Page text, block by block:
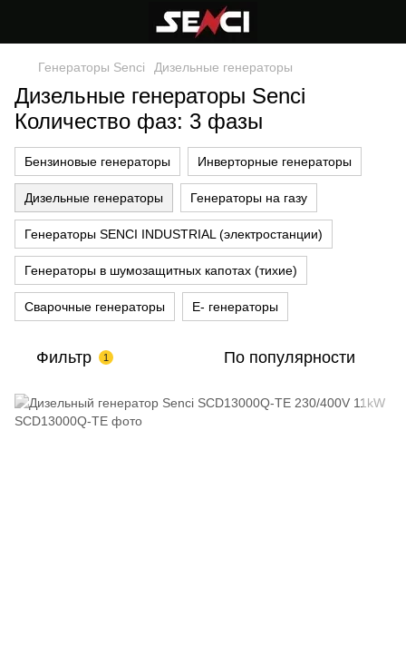
Генераторы Senci Дизельные генераторы
Дизельные генераторы Senci
Количество фаз: 3 фазы
Бензиновые генераторы Инверторные генераторы
Дизельные генераторы Генераторы на газу
Генераторы SENCI INDUSTRIAL (электростанции)
Генераторы в шумозащитных капотах (тихие)
Сварочные генераторы Е- генераторы
Фильтр 1 По популярности